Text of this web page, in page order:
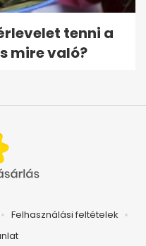
tenni a
mire való?
Felhasználási feltételek